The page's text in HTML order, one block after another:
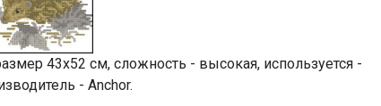
43х52 см, сложность - высокая, используется -
- Anchor.